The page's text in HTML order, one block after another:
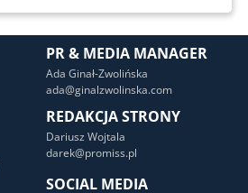
PR & MEDIA MANAGER
Ada Ginał-Zwolińska
ada@ginalzwolinska.com
REDAKCJA STRONY
Dariusz Wojtala
darek@promiss.pl
SOCIAL MEDIA